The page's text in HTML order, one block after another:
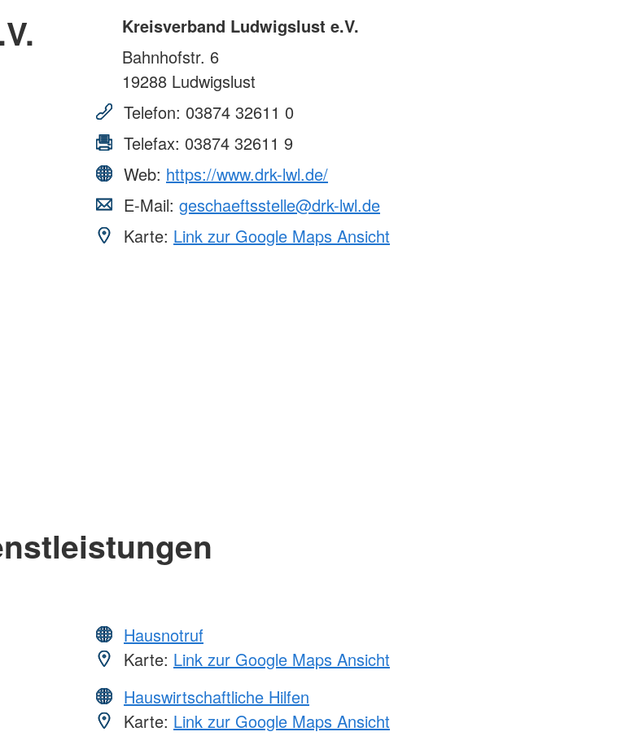
Kreisverband Ludwigslust e.V.
Bahnhofstr. 6
19288 Ludwigslust
Telefon: 03874 32611 0
Telefax: 03874 32611 9
Web: https://www.drk-lwl.de/
E-Mail: geschaeftsstelle@drk-lwl.de
Karte: Link zur Google Maps Ansicht
Hausnotruf
Karte: Link zur Google Maps Ansicht
Hauswirtschaftliche Hilfen
Karte: Link zur Google Maps Ansicht